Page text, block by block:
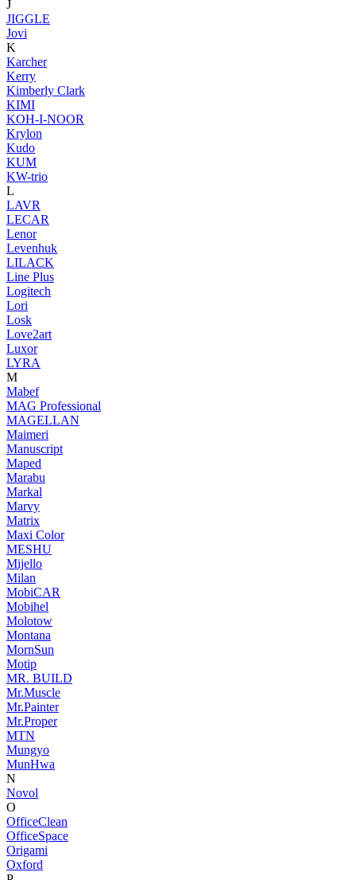
J
JIGGLE
Jovi
K
Karcher
Kerry
Kimberly Clark
KIMI
KOH-I-NOOR
Krylon
Kudo
KUM
KW-trio
L
LAVR
LECAR
Lenor
Levenhuk
LILACK
Line Plus
Logitech
Lori
Losk
Love2art
Luxor
LYRA
M
Mabef
MAG Professional
MAGELLAN
Maimeri
Manuscript
Maped
Marabu
Markal
Marvy
Matrix
Maxi Color
MESHU
Mijello
Milan
MobiCAR
Mobihel
Molotow
Montana
MornSun
Motip
MR. BUILD
Mr.Muscle
Mr.Painter
Mr.Proper
MTN
Mungyo
MunHwa
N
Novol
O
OfficeClean
OfficeSpace
Origami
Oxford